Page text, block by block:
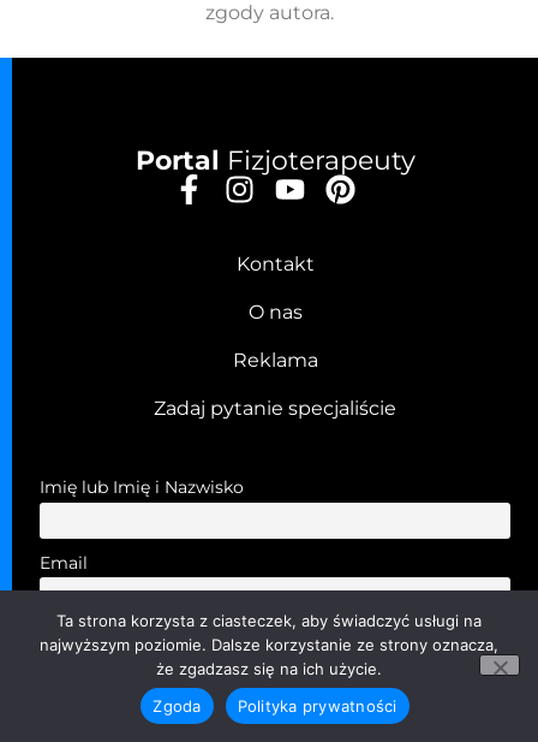
zgody autora.
Portal Fizjoterapeuty
Kontakt
O nas
Reklama
Zadaj pytanie specjaliście
Imię lub Imię i Nazwisko
Email
Przechodząc dalej, akceptujesz politykę prywatności
Ta strona korzysta z ciasteczek, aby świadczyć usługi na
najwyższym poziomie. Dalsze korzystanie ze strony oznacza,
że zgadzasz się na ich użycie.
Zgoda
Polityka prywatności